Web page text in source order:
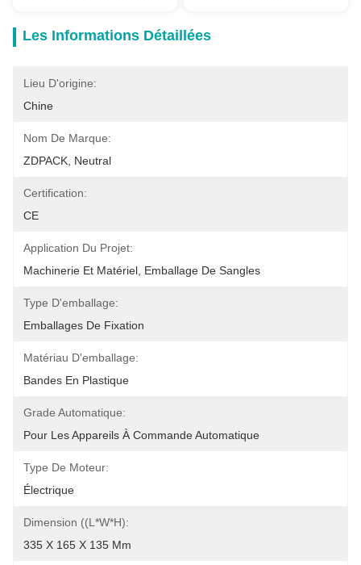
Les Informations Détaillées
Lieu D'origine:
Chine
Nom De Marque:
ZDPACK, Neutral
Certification:
CE
Application Du Projet:
Machinerie Et Matériel, Emballage De Sangles
Type D'emballage:
Emballages De Fixation
Matériau D'emballage:
Bandes En Plastique
Grade Automatique:
Pour Les Appareils À Commande Automatique
Type De Moteur:
Électrique
Dimension ((L*W*H):
335 X 165 X 135 Mm